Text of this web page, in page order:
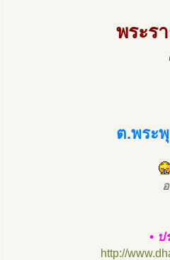
พระร
ต.พระ
• ป
http://